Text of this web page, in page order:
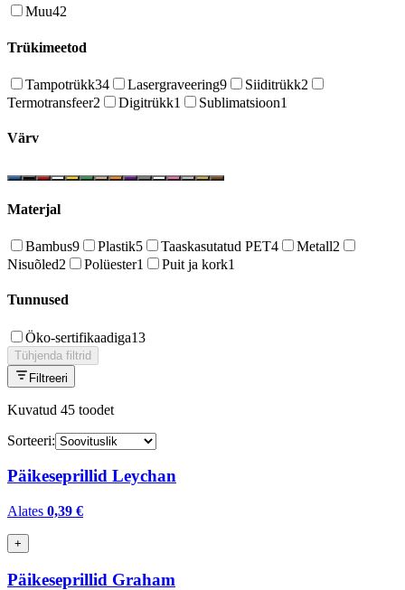
Muu42
Trükimeetod
Tampotrükk34 Lasergraveering9 Siiditrükk2
Termotransfeer2 Digitrükk1 Sublimatsioon1
Värv
Materjal
Bambus9 Plastik5 Taaskasutatud PET4 Metall2
Nisuõled2 Polüester1 Puit ja kork1
Tunnused
Öko-sertifikaadiga13
Tühjenda filtrid
Filtreeri
Kuvatud 45 toodet
Sorteeri:
Päikeseprillid Leychan
Alates 0,39 €
+
Päikeseprillid Graham